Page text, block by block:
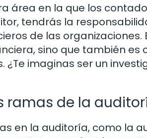
área en la que los
tendrás la
de las
sino que también
¿Te imaginas ser un
ramas de la
en la auditoría, como la